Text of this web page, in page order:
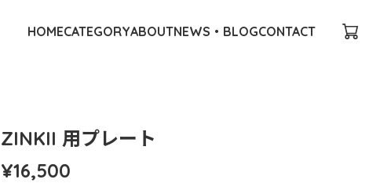
HOMECATEGORYABOUTNEWS・BLOGCONTACT
ZINKII 用プレート
¥16,500